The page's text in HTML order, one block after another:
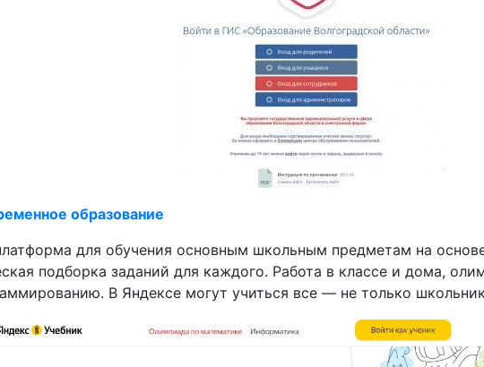
образование
для обучения основным школьным предметам на
подборка заданий для каждого. Работа в классе и дома,
В Яндексе могут учиться все — не только